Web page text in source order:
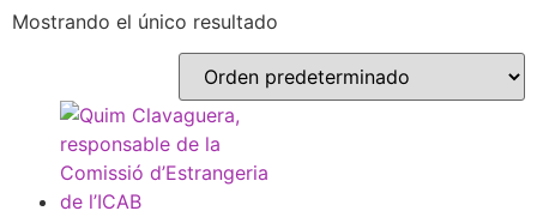
Mostrando el único resultado